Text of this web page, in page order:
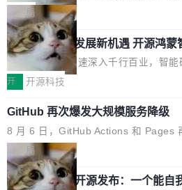
Agency年度合辑的观察指出,“产品”这
者最近的载体,在整个品牌营销层面的权
高了。全域营销服务商的竞争正在从规
度,案例厚度、全域覆盖、多线协同...
破的事实。 Jordan 随后补充了一句软
「我不认为这些会议上大部分论文都在
或造假。问题是，作为读者，如果你筛
看起来最令人兴奋的论文，那它们大部
度宣传的。」 这才是真正的痛点。不是
都有问题，是最吸引眼球的那批论文最
他引用的帖子来自 Mathew Shen，一
026 的读者：「看了篇 ...
这句话不是来自某个技术博客，而是出
Pham 的一条推文。Hieu Pham 是谁？
的早期工程师之一，在 Grok 训练基础
工作过。近日他在 X 上发了一条帖子，
认为现代 AI 领域最重要的三个开源项
理由很具体。FA 系列不需要解释，但
认为最重要的一个——复杂度恰到好处
驱动你去学 CuTe，但还没被那些"邪恶
er++ 优化所淹没，足够容易修改和适配
键的是 FA2 的持久性...
局
共商智能硬件发展新机遇 开源鸿蒙
硬件开发者日杭州站即将举行
随着万物智联加速深入千行百业，智能
单点设备迈向智能化、网联化、协同化
鸿蒙通过统一技术底座和分布式能力，
型智能设备的开发、连接与互联提供关
也为产业链企业探索产品创新与商业增
的空间。 8月14日，开源鸿蒙智能硬件
（OHDD：OpenHarmony Hardware
开 开源科技
GitHub 再次爆发大规模服务降级
8 月 6 日，GitHub Actions 和 Pages
模服务降级，Actions 完全不可用超过
webhook 停发，连自托管 runner 也因
障无法工作。Pages、Copilot code
局
Prime Agent 开源发布：一个能自